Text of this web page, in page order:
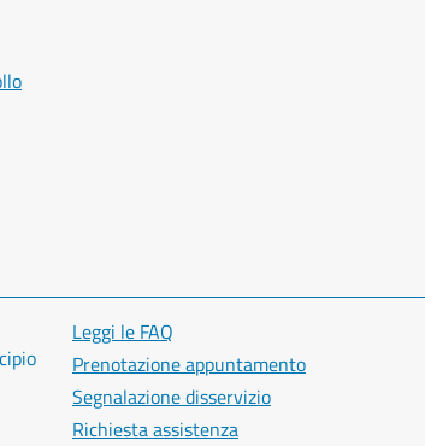
Leggi le FAQ
Prenotazione appuntamento
Segnalazione disservizio
Richiesta assistenza